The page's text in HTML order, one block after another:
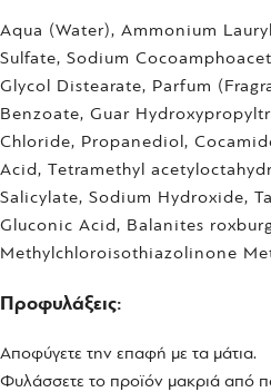
Aqua (Water), Ammonium
Sulfate, Sodium
Glycol Distearate, Parfum
Benzoate, Guar
Chloride, Propanediol,
Acid, Tetramethyl
Salicylate, Sodium Hydroxide,
Gluconic Acid, Balanites
Methylchloroisothiazolinone
Προφυλάξεις:
Αποφύγετε την επαφή με τα μάτια.
Φυλάσσετε το προϊόν μακριά από